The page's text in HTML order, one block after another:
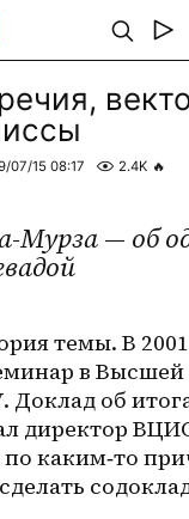
07/15 08:17 2.4K 🔥
Мурза — об
темы. В
в
об
директор
каким‑то